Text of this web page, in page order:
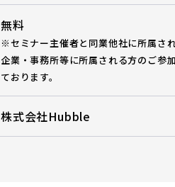
無料
※セミナー主催者と同業他社に所属さ
企業・事務所等に所属される方のご参
ております。
株式会社Hubble